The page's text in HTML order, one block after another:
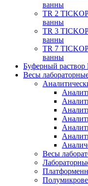
ванны
TR 2
ванны
TR 3
ванны
TR 7
ванны
Буферный
Весы
Весы